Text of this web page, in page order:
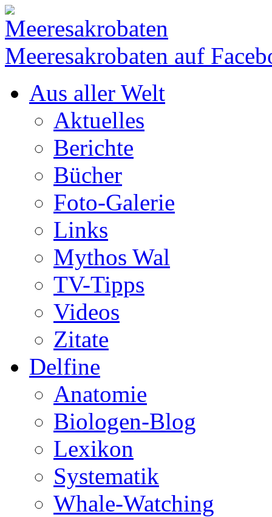
Meeresakrobaten auf
Aus aller Welt
Aktuelles
Berichte
Bücher
Foto-Galerie
Links
Mythos Wal
TV-Tipps
Videos
Zitate
Delfine
Anatomie
Biologen-Blog
Lexikon
Systematik
Whale-Watching